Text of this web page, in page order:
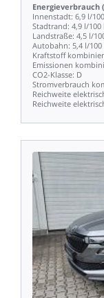
Energieverbrauch
Innenstadt: 6,9 l/100
Stadtrand: 4,9 l/100
Landstraße: 4,5 l/
Autobahn: 5,4 l/100
Kraftstoff
Emissionen
CO2-Klasse: D
Stromverbrauch
Reichweite
Reichweite